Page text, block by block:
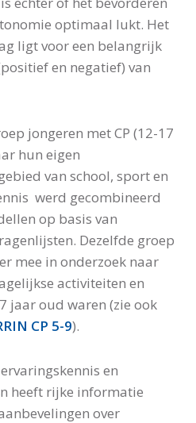
optimaal lukt. Het
ligt voor een belangrijk
en negatief) van
jongeren met CP (12-17
hun eigen
van school, sport en
werd gecombineerd
op basis van
Dezelfde groep
mee in onderzoek naar
activiteiten en
jaar oud waren (zie ook
CP 5-9).
en
heeft rijke informatie
over